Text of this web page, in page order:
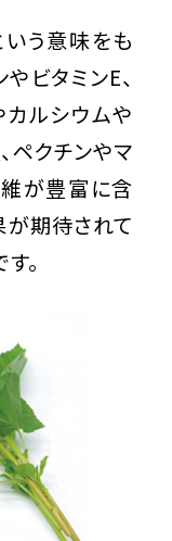
いう意味をも
ビタミンE、
カルシウムや
ペクチンやマ
が豊富に含
が期待されて
。